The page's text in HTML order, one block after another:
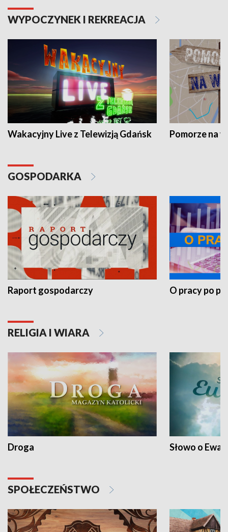
WYPOCZYNEK I REKREACJA
Wakacyjny Live z Telewizją Gdańsk Pomorze na
GOSPODARKA
Raport gospodarczy O pracy po
RELIGIA I WIARA
Droga Słowo o
SPOŁECZEŃSTWO